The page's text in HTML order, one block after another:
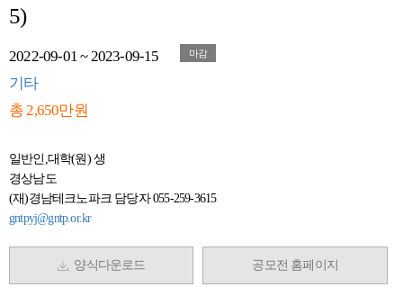
5)
2022-09-01 ~ 2023-09-15 마감
기타
총 2,650만원
일반인,대학(원) 생
경상남도
(재)경남테크노파크 담당자 055-259-3615
gntpyj@gntp.or.kr
양식다운로드 공모전 홈페이지